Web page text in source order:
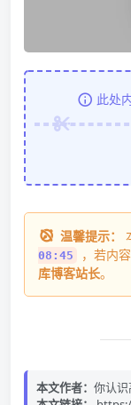
此处
温馨提示：
08:45
，若内
库博客站长。
本文作者： 你认识